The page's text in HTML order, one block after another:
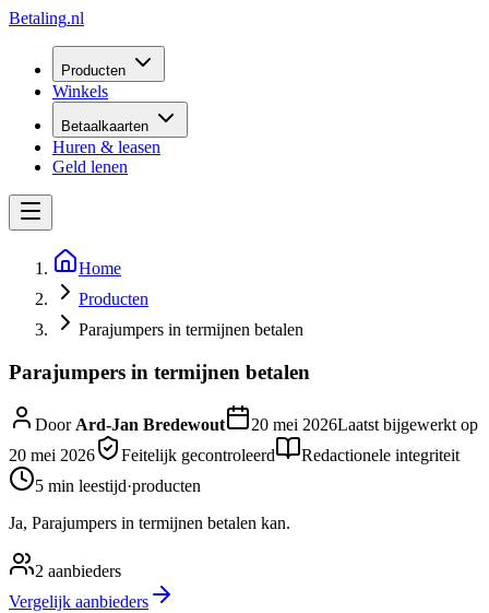
Betaling.nl
Producten
Winkels
Betaalkaarten
Huren & leasen
Geld lenen
Home
Producten
Parajumpers in termijnen betalen
Parajumpers in termijnen betalen
DoorArd-Jan Bredewout 20 mei 2026Laatst bijgewerkt op
20 mei 2026
Feitelijk gecontroleerd
Redactionele integriteit
5 min leestijd·producten
Ja, Parajumpers in termijnen betalen kan.
2 aanbieders
Vergelijk aanbieders